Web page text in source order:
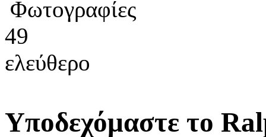
Φωτογραφίες
49
ελεύθερο
Υποδεχόμαστε το